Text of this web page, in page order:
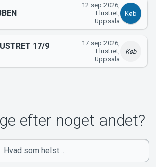
12 sep 2026,
Flustret,
Uppsala
Køb
17/9
17 sep 2026,
Flustret,
Uppsala
Køb
efter noget andet?